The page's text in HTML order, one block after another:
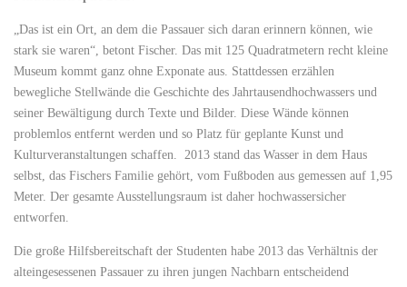
„Das ist ein Ort, an dem die Passauer sich daran erinnern können, wie
stark sie waren“, betont Fischer. Das mit 125 Quadratmetern recht kleine
Museum kommt ganz ohne Exponate aus. Stattdessen erzählen
bewegliche Stellwände die Geschichte des Jahrtausendhochwassers und
seiner Bewältigung durch Texte und Bilder. Diese Wände können
problemlos entfernt werden und so Platz für geplante Kunst und
Kulturveranstaltungen schaffen. 2013 stand das Wasser in dem Haus
selbst, das Fischers Familie gehört, vom Fußboden aus gemessen auf 1,95
Meter. Der gesamte Ausstellungsraum ist daher hochwassersicher
entworfen.
Die große Hilfsbereitschaft der Studenten habe 2013 das Verhältnis der
alteingesessenen Passauer zu ihren jungen Nachbarn entscheidend